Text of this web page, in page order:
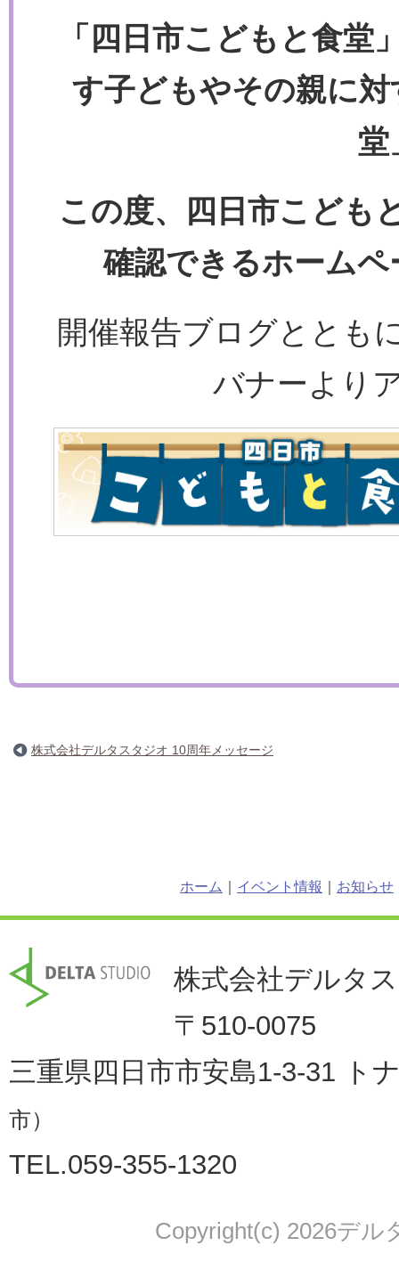
「四日市こどもと食堂
す子どもやその親に
堂
この度、四日市こども
確認できるホーム
開催報告ブログととも
バナーより
株式会社デルタスタジオ 10周年メッセージ
ホーム イベント情報 お知らせ
株式会社デルタ
〒510-0075
三重県四日市市安島1-3-31 ト
市）
TEL.059-355-1320
Copyright(c) 2026デル